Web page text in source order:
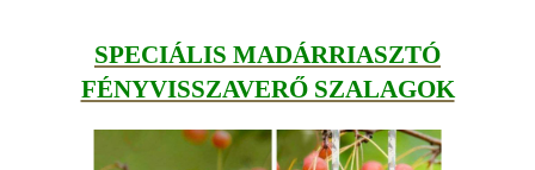
SPECIÁLIS MADÁRRIASZTÓ
FÉNYVISSZAVERŐ SZALAGOK